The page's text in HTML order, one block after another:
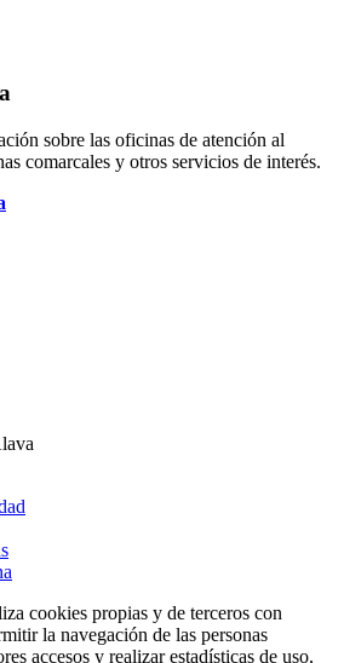
sobre las oficinas de atención al
comarcales y otros servicios de interés.
cookies propias y de terceros con
la navegación de las personas
accesos y realizar estadísticas de uso,